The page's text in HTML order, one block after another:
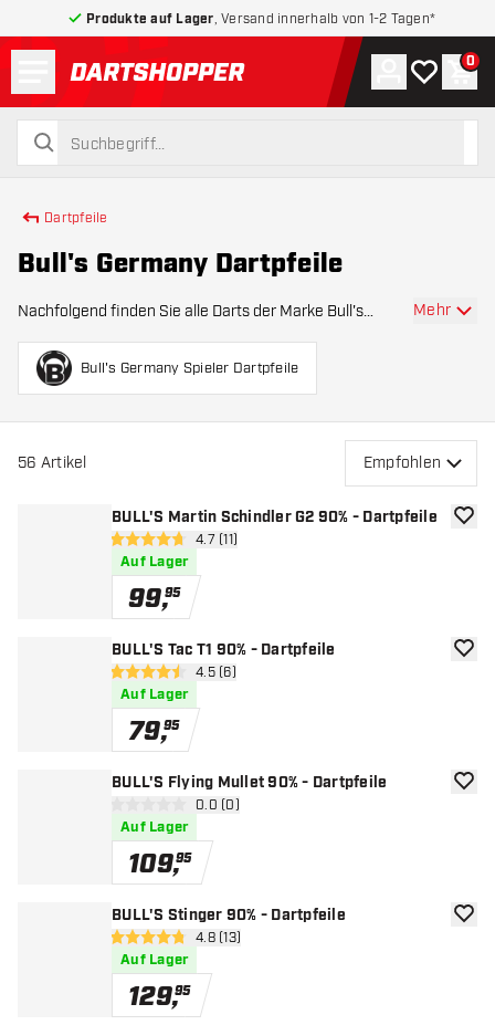
Produkte auf Lager , Versand innerhalb von 1-2 Tagen*
zurück zur Startseite
suchen
suchen
Konto
Meine 0
Dartpfeile
Bull's Germany Dartpfeile
Nachfolgend finden Sie alle Darts der Marke Bull's
Dartmarke. Dieser ist seit 17 Jahren bei Bull´s
Deutschland unter Vertrag! Diese Pfeile werden außerd
Mehr
Bull's Germany Spieler Dartpfeile
56 Artikel Empfohlen
BULL'S Martin Schindler G2 90% - Dartpfeile
Bewertungsbereich öffnen
4.7 Bewertungssterne
4.7 (11)
Auf Lager
99,95
Zur
BULL'S Tac T1 90% - Dartpfeile
Bewertungsbereich öffnen
4.5 Bewertungssterne
4.5 (6)
Auf Lager
79,95
Zur
BULL'S Flying Mullet 90% - Dartpfeile
Bewertungsbereich öffnen
0 Bewertungssterne
0.0 (0)
Auf Lager
109,95
Zur
BULL'S Stinger 90% - Dartpfeile
Bewertungsbereich öffnen
4.8 Bewertungssterne
4.8 (13)
Auf Lager
129,95
Zur